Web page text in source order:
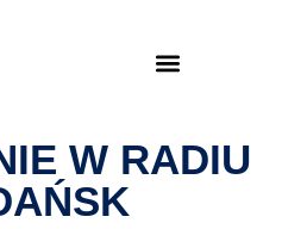
W RADIU